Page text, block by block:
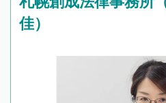
佳）